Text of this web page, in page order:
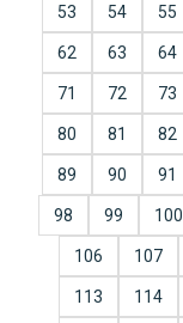
53 54 55
62 63 64
71 72 73
80 81 82
89 90 91
98 99 100
106 107
113 114